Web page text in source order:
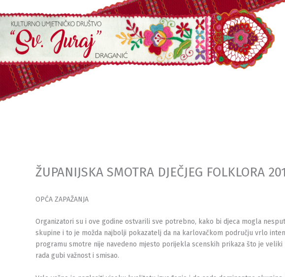
to
content
ŽUPANIJSKA SMOTRA DJEČJEG FOLKLORA
OPĆA ZAPAŽANJA
Organizatori su i ove godine ostvarili sve potrebno, kako bi djeca mogla
skupine i to je možda najbolji pokazatelj da na karlovačkom području vrlo
programu smotre nije navedeno mjesto porijekla scenskih prikaza što je
rada gubi važnost i smisao.